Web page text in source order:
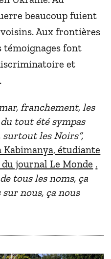
beaucoup fuient
voisins. Aux frontières
témoignages font
et
franchement, les
tout été sympas
surtout les Noirs”,
étudiante
journal Le Monde .
tous les noms, ça
nous, ça nous